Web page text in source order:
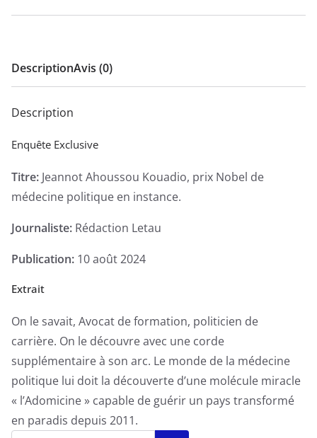
Nobel
politique
instance.
-
Exclusive
DescriptionAvis (0)
Description
Enquête Exclusive
Titre: Jeannot Ahoussou Kouadio, prix Nobel de
médecine politique en instance.
Journaliste: Rédaction Letau
Publication: 10 août 2024
Extrait
On le savait, Avocat de formation, politicien de
carrière. On le découvre avec une corde
supplémentaire à son arc. Le monde de la médecine
politique lui doit la découverte d’une molécule miracle
« l’Adomicine » capable de guérir un pays transformé
en paradis depuis 2011.